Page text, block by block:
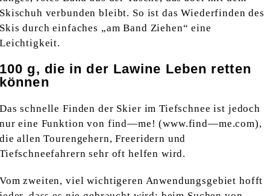
Skischuh verbunden bleibt. So ist das Wiederfinden des
Skis durch einfaches „am Band Ziehen“ eine
Leichtigkeit.
100 g, die in der Lawine Leben retten
können
Das schnelle Finden der Skier im Tiefschnee ist jedoch
nur eine Funktion von find—me! (www.find—me.com),
die allen Tourengehern, Freeridern und
Tiefschneefahrern sehr oft helfen wird.
Vom zweiten, viel wichtigeren Anwendungsgebiet hofft